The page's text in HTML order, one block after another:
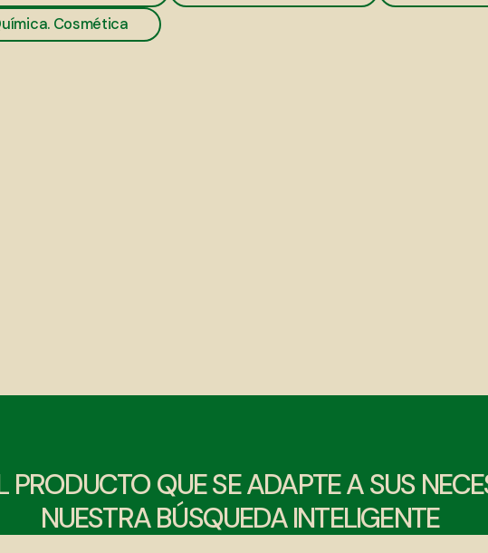
Cosmética
PRODUCTO QUE SE ADAPTE A SUS
NUESTRA BÚSQUEDA INTELIGENTE